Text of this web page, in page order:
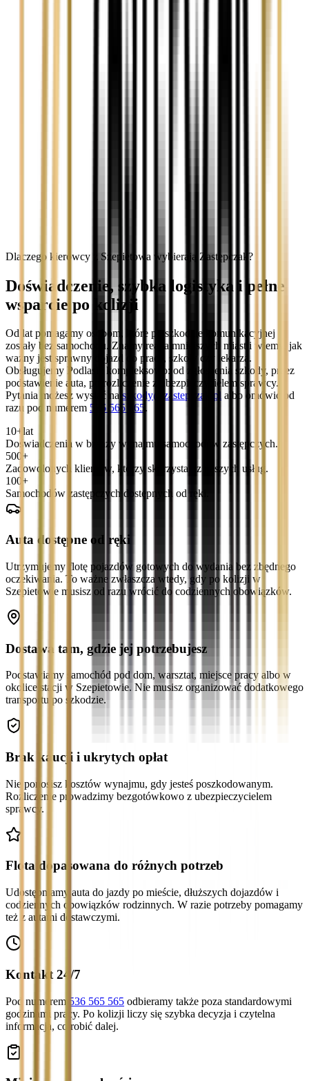
Dlaczego kierowcy z Szepietowa wybierają Zastępczak?
Doświadczenie, szybka logistyka i pełne
wsparcie po kolizji
Od lat pomagamy osobom, które po szkodzie komunikacyjnej
zostały bez samochodu. Znamy realia mniejszych miast i wiemy, jak
ważny jest sprawny dojazd do pracy, szkoły czy lekarza.
Obsługujemy Podlasie kompleksowo: od zgłoszenia szkody, przez
podstawienie auta, po rozliczenie z ubezpieczycielem sprawcy.
Pytania możesz wysłać na szkody@zastepczak.pl albo omówić od
razu pod numerem 536 565 565.
10+ lat
Doświadczenia w branży wynajmu samochodów zastępczych.
500+
Zadowolonych klientów, którzy skorzystali z naszych usług.
100+
Samochodów zastępczych dostępnych od ręki.
Auta dostępne od ręki
Utrzymujemy flotę pojazdów gotowych do wydania bez zbędnego
oczekiwania. To ważne zwłaszcza wtedy, gdy po kolizji w
Szepietowie musisz od razu wrócić do codziennych obowiązków.
Dostawa tam, gdzie jej potrzebujesz
Podstawiamy samochód pod dom, warsztat, miejsce pracy albo w
okolice stacji w Szepietowie. Nie musisz organizować dodatkowego
transportu po szkodzie.
Brak kaucji i ukrytych opłat
Nie ponosisz kosztów wynajmu, gdy jesteś poszkodowanym.
Rozliczenie prowadzimy bezgotówkowo z ubezpieczycielem
sprawcy.
Flota dopasowana do różnych potrzeb
Udostępniamy auta do jazdy po mieście, dłuższych dojazdów i
codziennych obowiązków rodzinnych. W razie potrzeby pomagamy
też z autami dostawczymi.
Kontakt 24/7
Pod numerem 536 565 565 odbieramy także poza standardowymi
godzinami pracy. Po kolizji liczy się szybka decyzja i czytelna
informacja, co robić dalej.